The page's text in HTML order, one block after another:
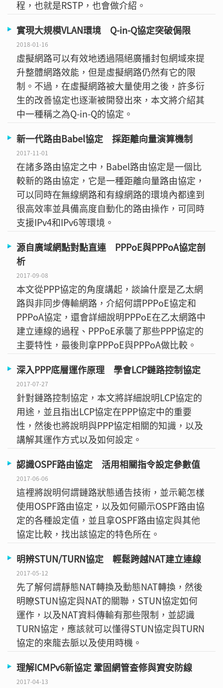
程，也就是RSTP，也會做介紹。
實現大規模VLAN環境 Q-in-Q協定突破侷限
2018-01-16
虛擬網路可以有效地透過隔絕廣播封包網域來提
升整體網路效能，但是虛擬網路仍然有它的限
制。不過，在虛擬網路被大量使用之後，許多衍
生的改善協定也逐漸被開發出來，本文將介紹其
中一種稱之為Q-in-Q的協定。
新一代路由Babel協定 採距離向量演算機制
2017-11-01
在諸多路由協定之中，Babel路由協定是一個比
較新的路由協定，它是一種距離向量路由協定，
可以同時在無線網路和有線網路的環境內都達到
很高效率並具備高度自動化的路由操作，可同時
支援IPv4和IPv6等環境。
源自廣域網點對點直連 PPPoE與PPPoA協定剖
析
2017-09-08
本文從PPP協定的角度講起，談論什麼是乙太網
路與非同步傳輸網路，介紹何謂PPPoE協定和
PPPoA協定，還會詳細說明PPPoE在乙太網路中
建立連線的過程、PPPoE承襲了那些PPP協定的
主要特性，最後則拿PPPoE與PPPoA做比較。
深入PPP底層運作原理 學會LCP鏈路控制協定
2017-07-27
針對鏈路控制協定，本文將詳細說明LCP協定的
用途，並且指出LCP協定在PPP協定中的重要
性，然後也將說明與PPP協定相關的知識，以及
講解其運作方式以及如何設定。
認識OSPF路由協定 活用相關指令設定參數值
2017-06-06
這裡將說明何謂鏈路狀態通告技術，並示範怎樣
使用OSPF路由協定，以及如何顯示OSPF路由協
定的各種設定值，並且拿OSPF路由協定與其他
協定比較，找出該協定的特色所在。
明辨STUN/TURN協定 輕鬆跨越NAT建立連線
2017-05-12
先了解何謂靜態NAT轉換及動態NAT轉換，然後
明瞭STUN協定與NAT的關聯，STUN協定如何
運作，以及NAT資料傳輸有那些限制，並認識
TURN協定，應該就可以懂得STUN協定與TURN
協定的來龍去脈以及使用時機。
理解ICMPv6新協定 鞏固網管查修與資安防線
2017-04-13